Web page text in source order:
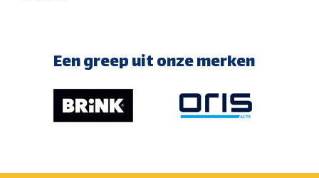
Een greep uit onze merken